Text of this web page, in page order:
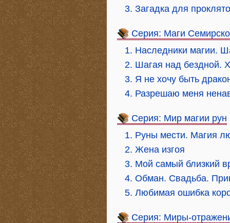
3. Загадка для
Серия: Маги
1. Наследники магии.
2. Шагая над бездной.
3. Я не хочу быть
4. Разрешаю меня
Серия: Мир магии рун
1. Руны мести. Магия
2. Жена изгоя
3. Мой самый близкий
4. Обман. Свадьба.
5. Любимая ошибка
Серия: Миры-